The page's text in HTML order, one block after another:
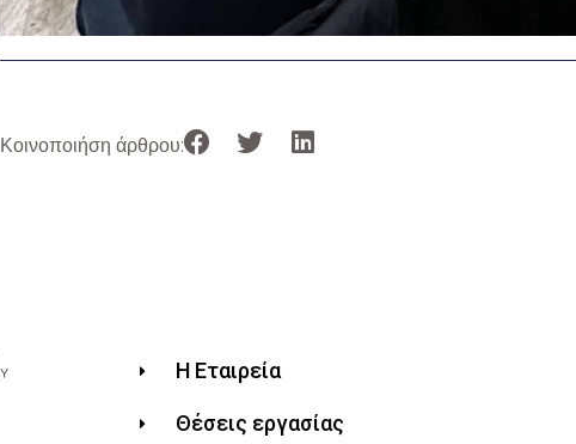
Κοινοποιήση άρθρου:
Η Εταιρεία
Θέσεις εργασίας